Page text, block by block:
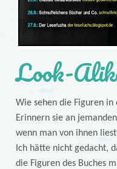
Look-
Wie sehen die Figuren in
Erinnern sie an
wenn man von ihnen
Ich hätte nicht gedacht,
die Figuren des Buches